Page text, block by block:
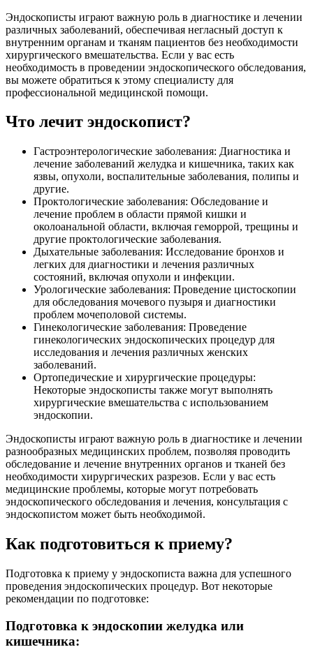
Эндоскописты играют важную роль в диагностике и лечении
различных заболеваний, обеспечивая негласный доступ к
внутренним органам и тканям пациентов без необходимости
хирургического вмешательства. Если у вас есть
необходимость в проведении эндоскопического обследования,
вы можете обратиться к этому специалисту для
профессиональной медицинской помощи.
Что лечит эндоскопист?
Гастроэнтерологические заболевания: Диагностика и
лечение заболеваний желудка и кишечника, таких как
язвы, опухоли, воспалительные заболевания, полипы и
другие.
Проктологические заболевания: Обследование и
лечение проблем в области прямой кишки и
околоанальной области, включая геморрой, трещины и
другие проктологические заболевания.
Дыхательные заболевания: Исследование бронхов и
легких для диагностики и лечения различных
состояний, включая опухоли и инфекции.
Урологические заболевания: Проведение цистоскопии
для обследования мочевого пузыря и диагностики
проблем мочеполовой системы.
Гинекологические заболевания: Проведение
гинекологических эндоскопических процедур для
исследования и лечения различных женских
заболеваний.
Ортопедические и хирургические процедуры:
Некоторые эндоскописты также могут выполнять
хирургические вмешательства с использованием
эндоскопии.
Эндоскописты играют важную роль в диагностике и лечении
разнообразных медицинских проблем, позволяя проводить
обследование и лечение внутренних органов и тканей без
необходимости хирургических разрезов. Если у вас есть
медицинские проблемы, которые могут потребовать
эндоскопического обследования и лечения, консультация с
эндоскопистом может быть необходимой.
Как подготовиться к приему?
Подготовка к приему у эндоскописта важна для успешного
проведения эндоскопических процедур. Вот некоторые
рекомендации по подготовке:
Подготовка к эндоскопии желудка или
кишечника: